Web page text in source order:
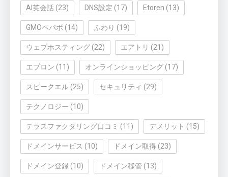
AI英会話 (23) DNS設定 (17) Etoren (13)
GMOペパボ (14) ふわり (19)
ウェブホスティング (22) エアトリ (21)
エプロン (11) オンラインショッピング (17)
スピークエル (25) セキュリティ (29)
テクノロジー (10)
テラスファクタリング口コミ (11) デメリット (15)
ドメインサービス (10) ドメイン取得 (23)
ドメイン登録 (10) ドメイン移管 (13)